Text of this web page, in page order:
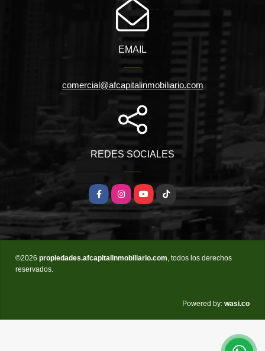
EMAIL
comercial@afcapitalinmobiliario.com
REDES SOCIALES
FacebookInstagramYouTubeTikTok
©2026 propiedades.afcapitalinmobiliario.com, todos los derechos
reservados.
Powered by: wasi.co